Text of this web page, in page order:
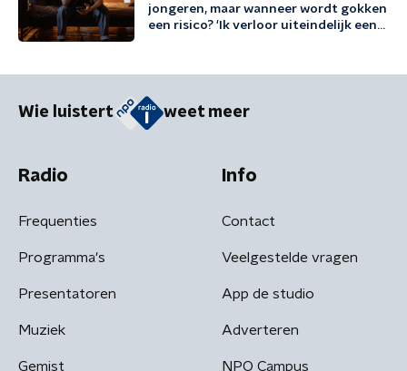
jongeren, maar wanneer wordt gokken
een risico? 'Ik verloor uiteindelijk een
Wie luistert weet meer
Radio
Frequenties
Programma's
Presentatoren
Muziek
Gemist
Info
Contact
Veelgestelde vragen
App de studio
Adverteren
NPO Campus